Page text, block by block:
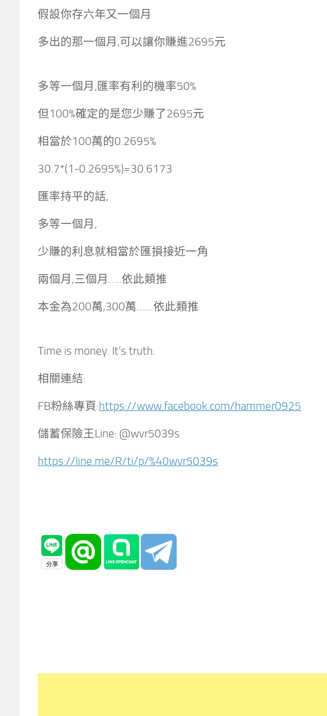
假設你存六年又一個月
多出的那一個月,可以讓你賺進2695元
多等一個月,匯率有利的機率50%
但100%確定的是您少賺了2695元
相當於100萬的0.2695%
30.7*(1-0.2695%)=30.6173
匯率持平的話,
多等一個月,
少賺的利息就相當於匯損接近一角
兩個月,三個月…..依此類推
本金為200萬,300萬……依此類推
Time is money. It’s truth.
相關連結:
FB粉絲專頁:https://www.facebook.com/hammer0925
儲蓄保險王Line: @wvr5039s
https://line.me/R/ti/p/%40wvr5039s